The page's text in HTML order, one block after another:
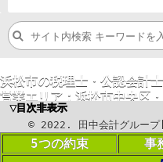
▼目次非表示
© 2022 . 田中会計グループ[
5つの約束 事
浜松市の税理士・公認会計
営業エリア： 浜松市中央区
©2023. 田中会計グループ[
Reserved.